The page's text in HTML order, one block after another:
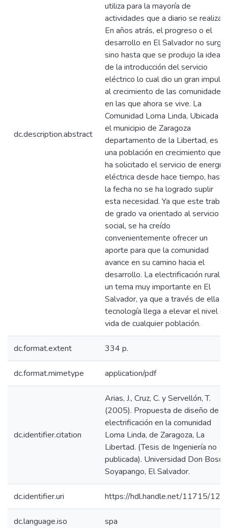
dc.description.abstract
utiliza para la mayoría de
actividades que a diario se realizan.
En años atrás, el progreso o el
desarrollo en El Salvador no surgió
sino hasta que se produjo la idea
de la introducción del servicio
eléctrico lo cual dio un gran
al crecimiento de las comunidades
en las que ahora se vive. La
Comunidad Loma Linda, Ubicada
el municipio de Zaragoza
departamento de la Libertad, es
una población en crecimiento que
ha solicitado el servicio de energía
eléctrica desde hace tiempo, hasta
la fecha no se ha logrado suplir
esta necesidad. Ya que este
de grado va orientado al servicio
social, se ha creído
convenientemente ofrecer un
aporte para que la comunidad
avance en su camino hacia el
desarrollo. La electrificación rural
un tema muy importante en El
Salvador, ya que a través de ella la
tecnología llega a elevar el nivel
vida de cualquier población.
dc.format.extent 334 p.
dc.format.mimetype application/pdf
dc.identifier.citation
Arias, J., Cruz, C. y Servellón, T.
(2005). Propuesta de diseño de
electrificación en la comunidad
Loma Linda, de Zaragoza, La
Libertad. (Tesis de Ingeniería no
publicada). Universidad Don Bosco,
Soyapango, El Salvador.
dc.identifier.uri https://hdl.handle.net/11715/
dc.language.iso spa